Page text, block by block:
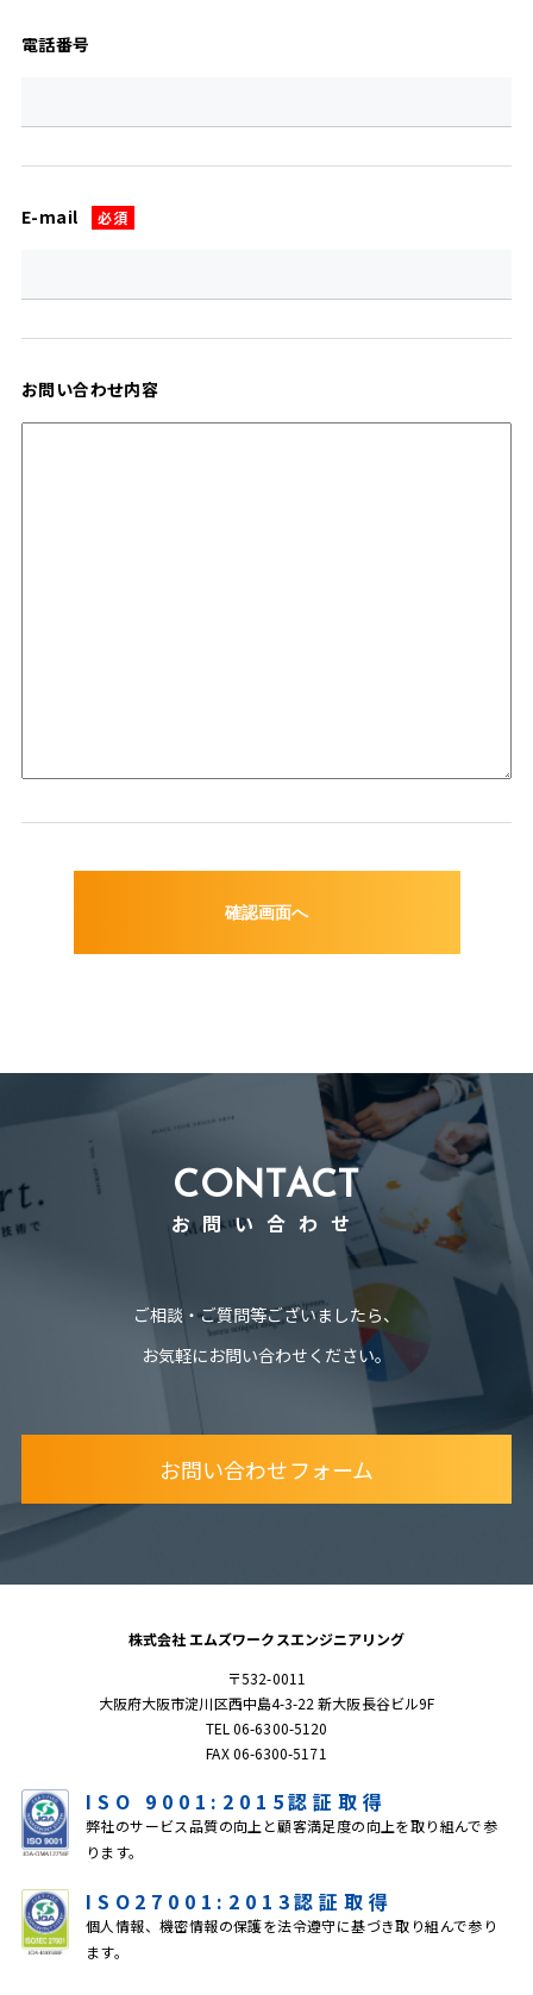
電話番号
E-mail 必須
お問い合わせ内容
CONTACT
お問い合わせ
ご相談・ご質問等ございましたら、
お気軽にお問い合わせください。
お問い合わせフォーム
株式会社 エムズワークスエンジニアリング
〒532-0011
大阪府大阪市淀川区西中島4-3-22 新大阪長谷ビル9F
TEL 06-6300-5120
FAX 06-6300-5171
ISO 9001:2015認証取得
弊社のサービス品質の向上と顧客満足度の向上を取り組んで参
ります。
ISO27001:2013認証取得
個人情報、機密情報の保護を法令遵守に基づき取り組んで参り
ます。